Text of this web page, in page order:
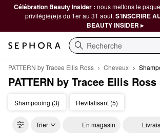
Célébration Beauty Insider : nous mettons le
privilégié(e)s du 1er au 31 août. S’INSCRIRE
BEAUTY INSIDER ▸
Recherche
PATTERN by Tracee Ellis Ross Cheveux
PATTERN by Tracee Ellis Ross
Shampooing (3) Revitalisant (5)
Trier En magasin